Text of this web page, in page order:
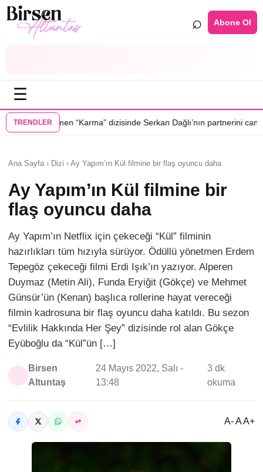
⌕ Abone Ol
☰
TRENDLER
dizisinde Serkan Dağlı’nın partnerini canlandıracak•Daha
Ana Sayfa › Dizi › Ay Yapım’ın Kül filmine bir flaş oyuncu daha
Ay Yapım’ın Kül filmine bir
flaş oyuncu daha
Ay Yapım’ın Netflix için çekeceği “Kül” filminin
hazırlıkları tüm hızıyla sürüyor. Ödüllü yönetmen Erdem
Tepegöz çekeceği filmi Erdi Işık’ın yazıyor. Alperen
Duymaz (Metin Ali), Funda Eryiğit (Gökçe) ve Mehmet
Günsür’ün (Kenan) başlıca rollerine hayat vereceği
filmin kadrosuna bir flaş oyuncu daha katıldı. Bu sezon
“Evlilik Hakkında Her Şey” dizisinde rol alan Gökçe
Eyüboğlu da “Kül”ün […]
Birsen
Altuntaş
24 Mayıs 2022, Salı -
13:48
3 dk
okuma
A- A A+